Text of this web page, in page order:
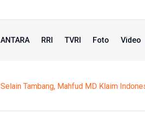
ANTARA RRI TVRI Foto Video
Selain Tambang, Mahfud MD Klaim